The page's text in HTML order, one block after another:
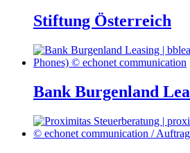
Stiftung Österreich
Bank Burgenland